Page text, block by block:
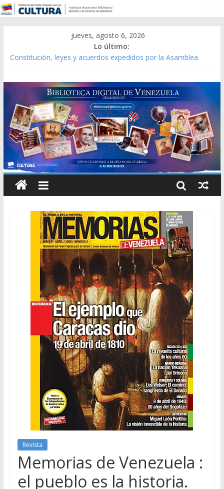
jueves, agosto 6, 2026
Lo último:
Constitución, leyes y acuerdos expedidos por la Asamblea
Modesta Bor Sánchez [material gráfico]
Gaceta Oficial de la República de Venezuela año CXXXIII Mes V,
Caracas 09 de marzo de 2006 N° 38.394
Catálogo temático de obras de Modesta Bor
Revista
Memorias de Venezuela :
el pueblo es la historia.